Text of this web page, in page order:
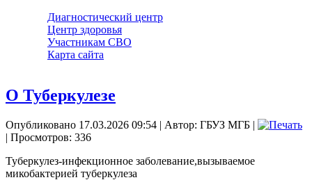
Диагностический центр
Центр здоровья
Участникам СВО
Карта сайта
О Туберкулезе
Опубликовано 17.03.2026 09:54 | Автор: ГБУЗ МГБ |
| Просмотров: 336
Туберкулез-инфекционное заболевание,вызываемое
микобактерией туберкулеза